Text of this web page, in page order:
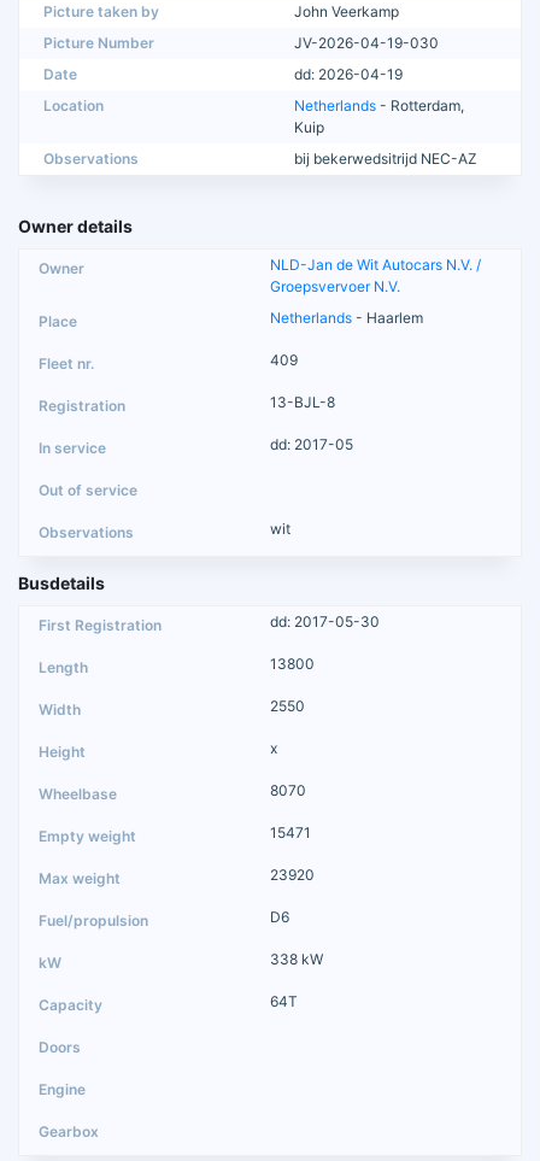
Picture taken by
John Veerkamp
Picture Number
JV-2026-04-19-030
Date
dd: 2026-04-19
Location
Netherlands - Rotterdam,
Kuip
Observations
bij bekerwedsitrijd NEC-AZ
Owner details
NLD-Jan de Wit Autocars N.V. /
Groepsvervoer N.V.
Netherlands - Haarlem
409
13-BJL-8
dd: 2017-05
wit
Busdetails
dd: 2017-05-30
13800
2550
x
8070
15471
23920
D6
338 kW
64T